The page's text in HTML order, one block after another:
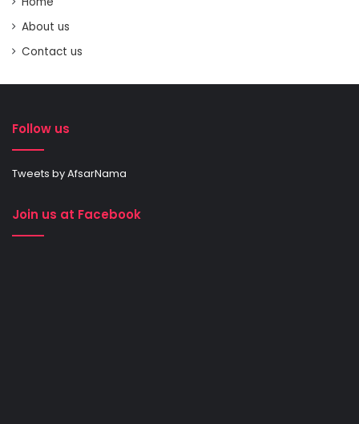
About us
Contact us
Follow us
Tweets by AfsarNama
Join us at Facebook